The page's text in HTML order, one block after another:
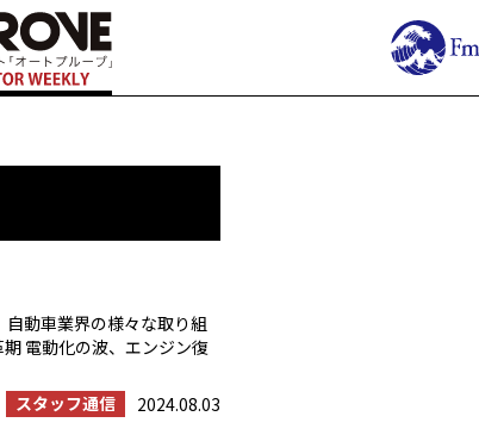
自動車業界の様々な取り組
電動化の波、エンジン復
スタッフ通信
2024.08.03